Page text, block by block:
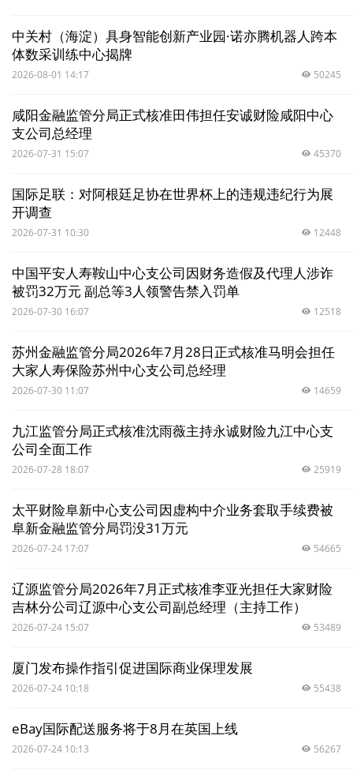
中关村（海淀）具身智能创新产业园·诺亦腾机器人跨本
体数采训练中心揭牌
2026-08-01 14:17 50245
咸阳金融监管分局正式核准田伟担任安诚财险咸阳中心
支公司总经理
2026-07-31 15:07 45370
国际足联：对阿根廷足协在世界杯上的违规违纪行为展
开调查
2026-07-31 10:30 12448
中国平安人寿鞍山中心支公司因财务造假及代理人涉诈
被罚32万元 副总等3人领警告禁入罚单
2026-07-30 16:07 12518
苏州金融监管分局2026年7月28日正式核准马明会担任
大家人寿保险苏州中心支公司总经理
2026-07-30 11:07 14659
九江监管分局正式核准沈雨薇主持永诚财险九江中心支
公司全面工作
2026-07-28 18:07 25919
太平财险阜新中心支公司因虚构中介业务套取手续费被
阜新金融监管分局罚没31万元
2026-07-24 17:07 54665
辽源监管分局2026年7月正式核准李亚光担任大家财险
吉林分公司辽源中心支公司副总经理（主持工作）
2026-07-24 15:07 53489
厦门发布操作指引促进国际商业保理发展
2026-07-24 10:18 55438
eBay国际配送服务将于8月在英国上线
2026-07-24 10:13 56267